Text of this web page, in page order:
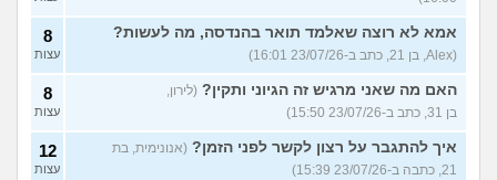
אמא לא רוצה שאלמד תואר בהנדסה, מה לעשות?
(Alex, בן 21, כתב ב-23/07/26 16:01)
8
עצות
האם מה שאני מרגיש זה הגיוני ותקין? (לירון,
בן 31, כתב ב-23/07/26 15:50)
8
עצות
איך להתגבר על רצון לקשר לפני הזמן? (אנונימית, בת
21, כתבה ב-23/07/26 15:39)
12
עצות